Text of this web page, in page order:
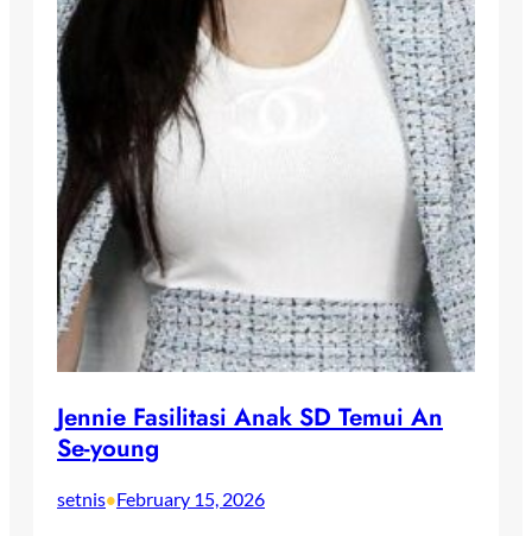
Jennie Fasilitasi Anak SD Temui An
Se-young
setnis•February 15, 2026